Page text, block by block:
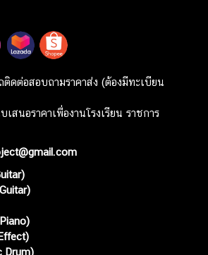
ติดต่อสอบถามราคาส่ง (ต้องมีทะเบียน
เสนอราคาเพื่องานโรงเรียน ราชการ
Drum)